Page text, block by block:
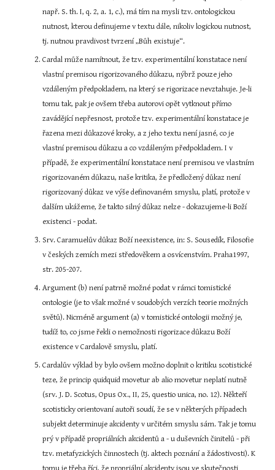
např. S. th. I, q. 2, a. 1, c.), má tím na mysli tzv. ontologickou
nutnost, kterou definujeme v textu dále, nikoliv logickou nutnost,
tj. nutnou pravdivost tvrzení „Bůh existuje“.
Cardal může namítnout, že tzv. experimentální konstatace není
vlastní premisou rigorizovaného důkazu, nýbrž pouze jeho
vzdáleným předpokladem, na který se rigorizace nevztahuje. Je-li
tomu tak, pak je ovšem třeba autorovi opět vytknout přímo
zavádějící nepřesnost, protože tzv. experimentální konstatace je
řazena mezi důkazové kroky, a z jeho textu není jasné, co je
vlastní premisou důkazu a co vzdáleným předpokladem. I v
případě, že experimentální konstatace není premisou ve vlastním
rigorizovaném důkazu, naše kritika, že předložený důkaz není
rigorizovaný důkaz ve výše definovaném smyslu, platí, protože v
dalším ukážeme, že takto silný důkaz nelze - dokazujeme-li Boží
existenci - podat.
Srv. Caramuelův důkaz Boží neexistence, in: S. Sousedík, Filosofie
v českých zemích mezi středověkem a osvícenstvím. Praha1997,
str. 205-207.
Argument (b) není patrně možné podat v rámci tomistické
ontologie (je to však možné v soudobých verzích teorie možných
světů). Nicméně argument (a) v tomistické ontologii možný je,
tudíž to, co jsme řekli o nemožnosti rigorizace důkazu Boží
existence v Cardalově smyslu, platí.
Cardalův výklad by bylo ovšem možno doplnit o kritiku scotistické
teze, že princip quidquid movetur ab alio movetur neplatí nutně
(srv. J. D. Scotus, Opus Ox., II, 25, questio unica, no. 12). Někteří
scotisticky orientovaní autoři soudí, že se v některých případech
subjekt determinuje akcidenty v určitém smyslu sám. Tak je tomu
prý v případě propriálních akcidentů a - u duševních činitelů - při
tzv. metafyzických činnostech (tj. aktech poznání a žádostivosti). K